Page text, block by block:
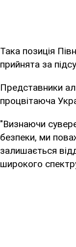
Така позиція
прийнята за
Представники
процвітаюча
"Визнаючи
безпеки, ми
залишається
широкого